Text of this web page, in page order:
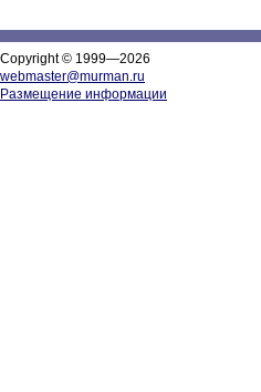
Copyright © 1999—2026
webmaster@murman.ru
Размещение информации